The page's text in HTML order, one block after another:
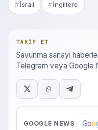
İsrail İngiltere
TAKIP ET
Savunma sanayi
Telegram veya Google
GOOGLE NEWS Goo